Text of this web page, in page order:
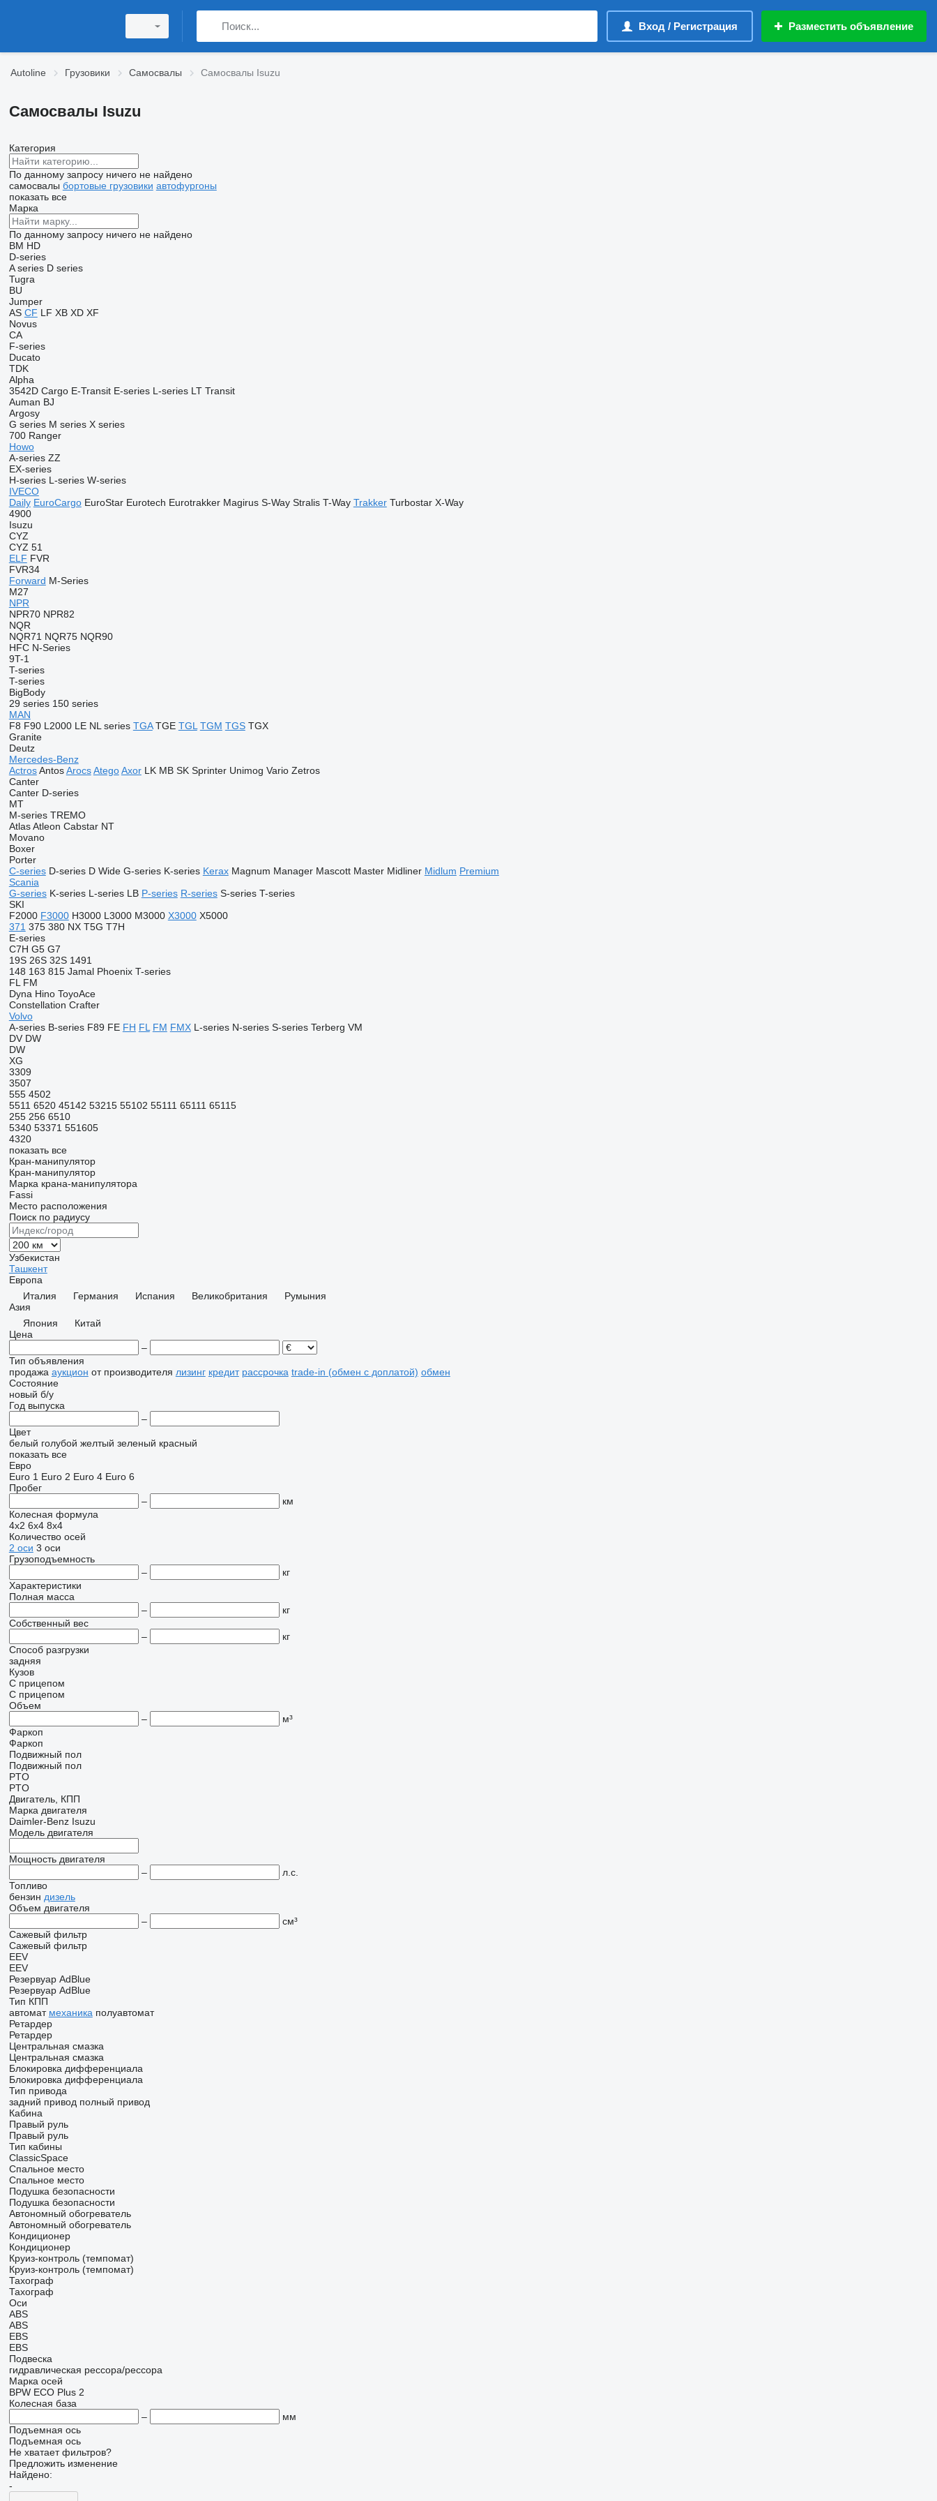
Вход / Регистрация Разместить объявление
Autoline Грузовики Самосвалы Самосвалы Isuzu
Самосвалы Isuzu
Категория
По данному запросу ничего не найдено
самосвалы бортовые грузовики автофургоны
показать все
Марка
По данному запросу ничего не найдено
BM HD
D-series
A series D series
Tugra
BU
Jumper
AS CF LF XB XD XF
Novus
CA
F-series
Ducato
TDK
Alpha
3542D Cargo E-Transit E-series L-series LT Transit
Auman BJ
Argosy
G series M series X series
700 Ranger
Howo
A-series ZZ
EX-series
H-series L-series W-series
IVECO
Daily EuroCargo EuroStar Eurotech Eurotrakker Magirus S-Way Stralis T-Way Trakker Turbostar X-Way
4900
Isuzu
CYZ
CYZ 51
ELF FVR
FVR34
Forward M-Series
M27
NPR
NPR70 NPR82
NQR
NQR71 NQR75 NQR90
HFC N-Series
9T-1
T-series
T-series
BigBody
29 series 150 series
MAN
F8 F90 L2000 LE NL series TGA TGE TGL TGM TGS TGX
Granite
Deutz
Mercedes-Benz
Actros Antos Arocs Atego Axor LK MB SK Sprinter Unimog Vario Zetros
Canter
Canter D-series
MT
M-series TREMO
Atlas Atleon Cabstar NT
Movano
Boxer
Porter
C-series D-series D Wide G-series K-series Kerax Magnum Manager Mascott Master Midliner Midlum Premium
Scania
G-series K-series L-series LB P-series R-series S-series T-series
SKI
F2000 F3000 H3000 L3000 M3000 X3000 X5000
371 375 380 NX T5G T7H
E-series
C7H G5 G7
19S 26S 32S 1491
148 163 815 Jamal Phoenix T-series
FL FM
Dyna Hino ToyoAce
Constellation Crafter
Volvo
A-series B-series F89 FE FH FL FM FMX L-series N-series S-series Terberg VM
DV DW
DW
XG
3309
3507
555 4502
5511 6520 45142 53215 55102 55111 65111 65115
255 256 6510
5340 53371 551605
4320
показать все
Кран-манипулятор
Кран-манипулятор
Марка крана-манипулятора
Fassi
Место расположения
Поиск по радиусу
Узбекистан
Ташкент
Европа
Италия
Германия Испания Великобритания
Румыния
Азия
Япония
Китай
Цена
–
Тип объявления
продажа аукцион от производителя лизинг кредит рассрочка trade-in (обмен с доплатой) обмен
Состояние
новый б/у
Год выпуска
–
Цвет
белый голубой желтый зеленый красный
показать все
Евро
Euro 1 Euro 2 Euro 4 Euro 6
Пробег
–
км
Колесная формула
4x2 6x4 8x4
Количество осей
2 оси 3 оси
Грузоподъемность
–
кг
Характеристики
Полная масса
–
кг
Собственный вес
–
кг
Способ разгрузки
задняя
Кузов
С прицепом
С прицепом
Объем
–
м³
Фаркоп
Фаркоп
Подвижный пол
Подвижный пол
PTO
PTO
Двигатель, КПП
Марка двигателя
Daimler-Benz Isuzu
Модель двигателя
Мощность двигателя
–
л.с.
Топливо
бензин дизель
Объем двигателя
–
см³
Сажевый фильтр
Сажевый фильтр
EEV
EEV
Резервуар AdBlue
Резервуар AdBlue
Тип КПП
автомат механика полуавтомат
Ретардер
Ретардер
Центральная смазка
Центральная смазка
Блокировка дифференциала
Блокировка дифференциала
Тип привода
задний привод полный привод
Кабина
Правый руль
Правый руль
Тип кабины
ClassicSpace
Спальное место
Спальное место
Подушка безопасности
Подушка безопасности
Автономный обогреватель
Автономный обогреватель
Кондиционер
Кондиционер
Круиз-контроль (темпомат)
Круиз-контроль (темпомат)
Тахограф
Тахограф
Оси
ABS
ABS
EBS
EBS
Подвеска
гидравлическая рессора/рессора
Марка осей
BPW ECO Plus 2
Колесная база
–
мм
Подъемная ось
Подъемная ось
Не хватает фильтров?
Предложить изменение
Найдено:
-